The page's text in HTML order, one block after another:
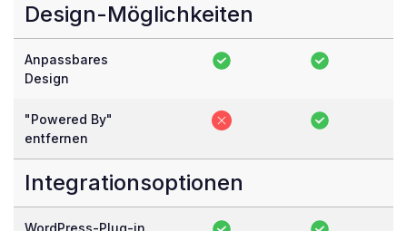
Design-Möglichkeiten
Anpassbares
Design
"Powered By"
entfernen
Integrationsoptionen
WordPress-Plug-in